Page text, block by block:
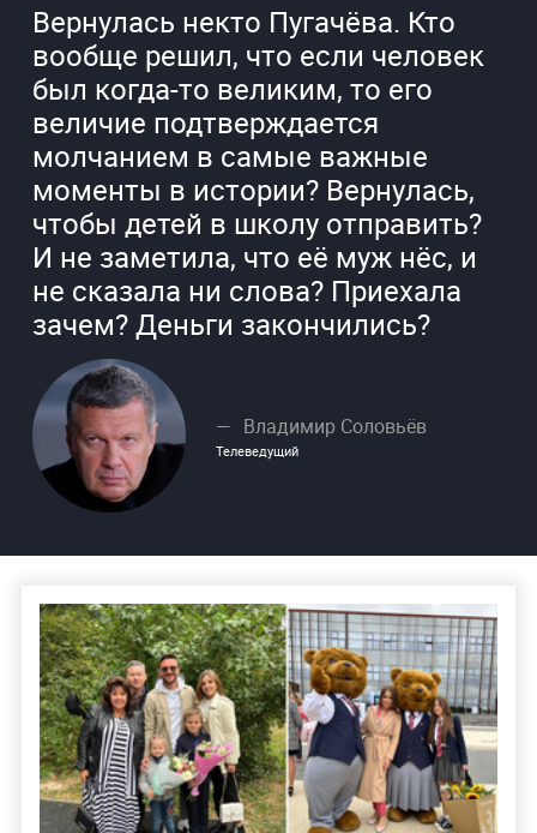
Вернулась некто Пугачёва. Кто
вообще решил, что если человек
был когда-то великим, то его
величие подтверждается
молчанием в самые важные
моменты в истории? Вернулась,
чтобы детей в школу отправить?
И не заметила, что её муж нёс, и
не сказала ни слова? Приехала
зачем? Деньги закончились?
Владимир Соловьёв
Телеведущий